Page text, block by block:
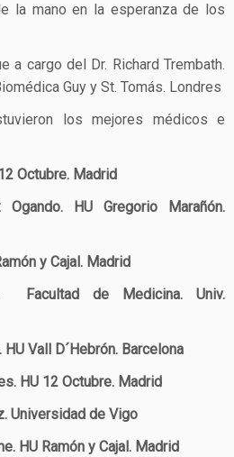
la mano en la esperanza de los
a cargo del Dr. Richard Trembath.
Guy y St. Tomás. Londres
los mejores médicos e
Octubre. Madrid
Ogando. HU Gregorio Marañón.
y Cajal. Madrid
Facultad de Medicina. Univ.
Vall D´Hebrón. Barcelona
HU 12 Octubre. Madrid
Universidad de Vigo
HU Ramón y Cajal. Madrid